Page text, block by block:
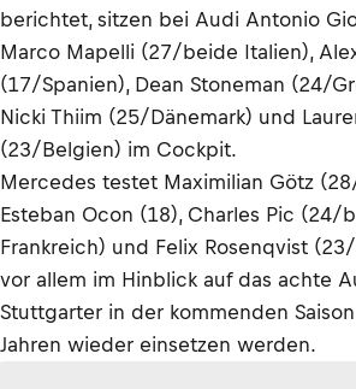
berichtet, sitzen bei Audi Antonio
Marco Mapelli (27/beide Italien),
(17/Spanien), Dean Stoneman (24/
Nicki Thiim (25/Dänemark) und
(23/Belgien) im Cockpit.
Mercedes testet Maximilian Götz
Esteban Ocon (18), Charles Pic (24/
Frankreich) und Felix Rosenqvist
vor allem im Hinblick auf das achte
Stuttgarter in der kommenden
Jahren wieder einsetzen werden.